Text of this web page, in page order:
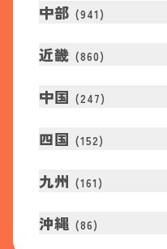
中部 (941 )
近畿 (860)
中国 (247)
四国 (152)
九州 (161 )
沖縄 (86)